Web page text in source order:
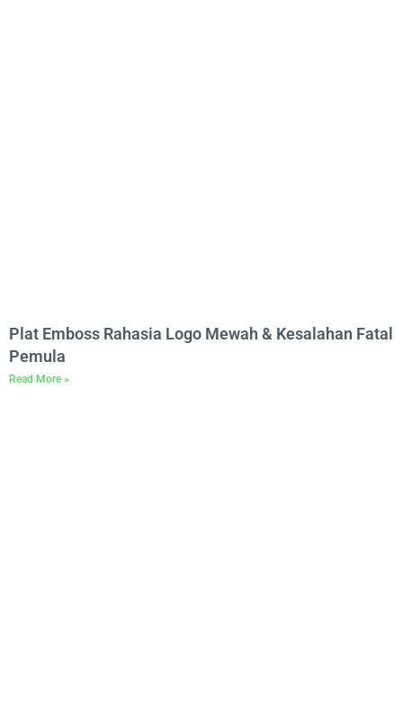
Plat Emboss Rahasia Logo Mewah & Kesalahan Fatal
Pemula
Read More »